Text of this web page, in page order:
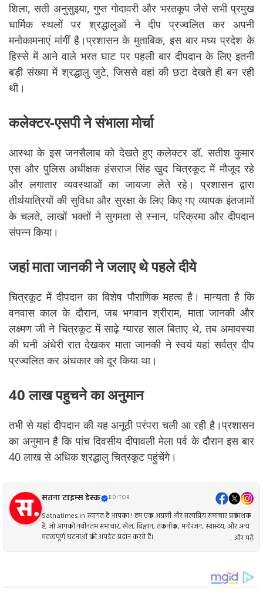
शिला, सती अनुसुइया, गुप्त गोदावरी और भरतकूप जैसे सभी प्रमुख
धार्मिक स्थलों पर श्रद्धालुओं ने दीप प्रज्वलित कर अपनी
मनोकामनाएं मांगीं है।प्रशासन के मुताबिक, इस बार मध्य प्रदेश के
हिस्से में आने वाले भरत घाट पर पहली बार दीपदान के लिए इतनी
बड़ी संख्या में श्रद्धालु जुटे, जिससे वहां की छटा देखते ही बन रही
थी।
कलेक्टर-एसपी ने संभाला मोर्चा
आस्था के इस जनसैलाब को देखते हुए कलेक्टर डॉ. सतीश कुमार
एस और पुलिस अधीक्षक हंसराज सिंह खुद चित्रकूट में मौजूद रहे
और लगातार व्यवस्थाओं का जायजा लेते रहे। प्रशासन द्वारा
तीर्थयात्रियों की सुविधा और सुरक्षा के लिए किए गए व्यापक इंतजामों
के चलते, लाखों भक्तों ने सुगमता से स्नान, परिक्रमा और दीपदान
संपन्न किया।
जहां माता जानकी ने जलाए थे पहले दीये
चित्रकूट में दीपदान का विशेष पौराणिक महत्व है। मान्यता है कि
वनवास काल के दौरान, जब भगवान श्रीराम, माता जानकी और
लक्ष्मण जी ने चित्रकूट में साढ़े ग्यारह साल बिताए थे, तब अमावस्या
की घनी अंधेरी रात देखकर माता जानकी ने स्वयं यहां सर्वत्र दीप
प्रज्वलित कर अंधकार को दूर किया था।
40 लाख पहुचने का अनुमान
तभी से यहां दीपदान की यह अनूठी परंपरा चली आ रही है।प्रशासन
का अनुमान है कि पांच दिवसीय दीपावली मेला पर्व के दौरान इस बार
40 लाख से अधिक श्रद्धालु चित्रकूट पहुंचेंगे।
सतना टाइम्स डेस्क EDITOR
Satnatimes.in स्वागत है आपका ! हम एक अग्रणी और सत्यप्रिय समाचार प्रकाशक
हैं, जो आपको नवीनतम समाचार, खेल, विज्ञान, तकनीक, मनोरंजन, स्वास्थ्य, और अन्य
महत्वपूर्ण घटनाओं की अपडेट प्रदान करते हैं।
... और पढ़ें